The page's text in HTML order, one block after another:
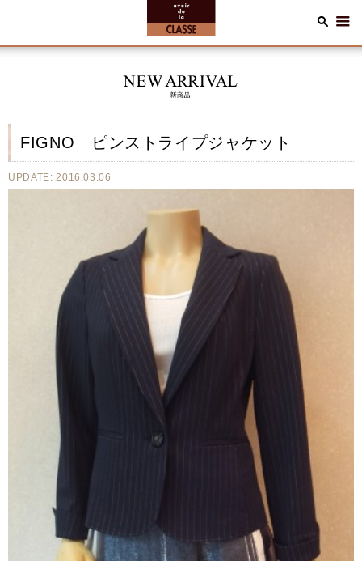
FIGNO ピンストライプジャケット
UPDATE: 2016.03.06